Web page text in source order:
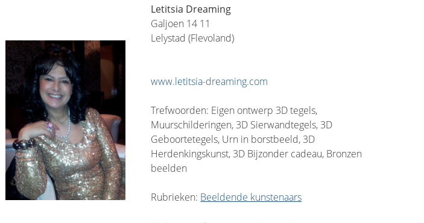
Letitsia Dreaming
Galjoen 14 11
Lelystad (Flevoland)
www.letitsia-dreaming.com
Trefwoorden: Eigen ontwerp 3D tegels,
Muurschilderingen, 3D Sierwandtegels, 3D
Geboortetegels, Urn in borstbeeld, 3D
Herdenkingskunst, 3D Bijzonder cadeau, Bronzen
beelden
Rubrieken: Beeldende kunstenaars